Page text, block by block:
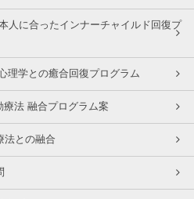
人に合ったインナーチャイルド回復プ
理学との癒合回復プログラム
法 融合プログラム案
法との融合